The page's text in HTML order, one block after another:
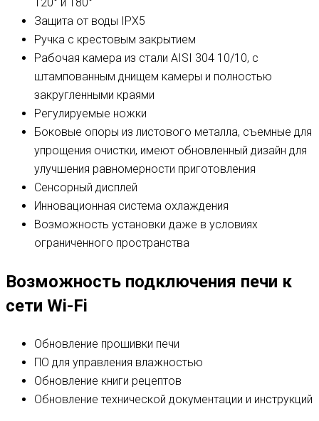
Защита от воды IPX5
Ручка с крестовым закрытием
Рабочая камера из стали AISI 304 10/10, с
штампованным днищем камеры и полностью
закругленными краями
Регулируемые ножки
Боковые опоры из листового металла, съемные для
упрощения очистки, имеют обновленный дизайн для
улучшения равномерности приготовления
Сенсорный дисплей
Инновационная система охлаждения
Возможность установки даже в условиях
ограниченного пространства
Возможность подключения печи к
сети Wi-Fi
Обновление прошивки печи
ПО для управления влажностью
Обновление книги рецептов
Обновление технической документации и инструкций